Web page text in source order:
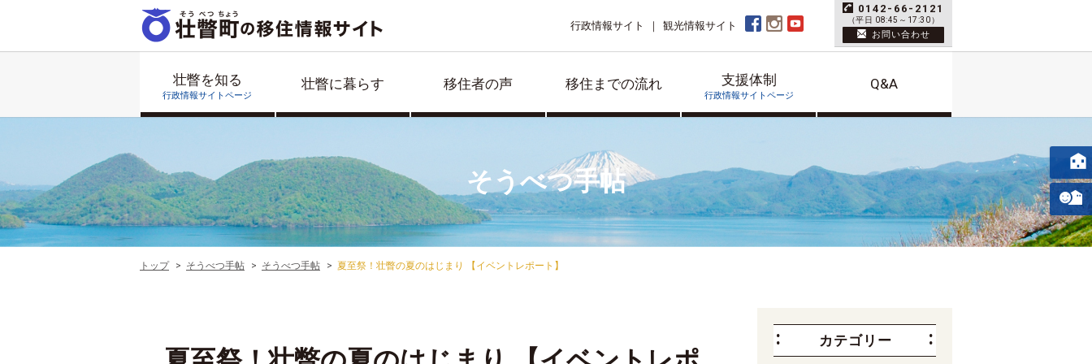
壮瞥を知る
行政情報サイトページ
壮瞥に暮らす 移住者の声 移住までの流れ 支援体制
行政情報サイトページ
Q&A
行政情報サイト 観光情報サイト
0142-66-2121
（平日 08:45～17:30）
お問い合わせ
そうべつ手帖
トップ そうべつ手帖 そうべつ手帖 夏至祭！壮瞥の夏のはじまり 【イベントレポート】
カテゴリー